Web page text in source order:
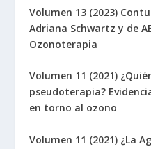
Volumen 13 (2023)
Adriana Schwartz y de
Ozonoterapia
Volumen 11 (2021)
pseudoterapia?
en torno al ozono
Volumen 11 (2021) ¿La